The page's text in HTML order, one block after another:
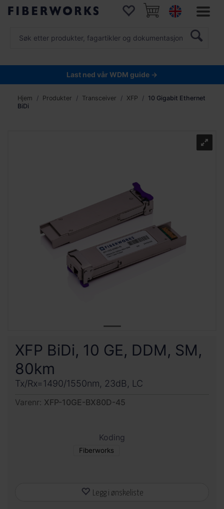
Last ned vår WDM guide →
Hjem Produkter Transceiver XFP
10 Gigabit Ethernet
BiDi
XFP BiDi, 10 GE, DDM, SM,
80km
Tx/Rx=1490/1550nm, 23dB, LC
Varenr: XFP-10GE-BX80D-45
Koding
Fiberworks
Legg i ønskeliste